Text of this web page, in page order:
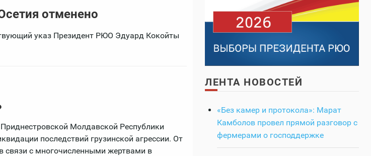
отменено
указ Президент РЮО Эдуард Кокойты
Молдавской Республики
последствий грузинской агрессии. От
связи с многочисленными жертвами в
ЛЕНТА НОВОСТЕЙ
«Без камер и протокола»: Марат
Камболов провел прямой разговор с
фермерами о господдержке